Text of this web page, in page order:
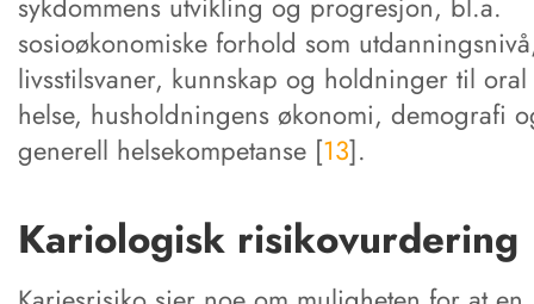
sosioøkonomiske forhold som
livsstilsvaner, kunnskap og holdninger til oral
helse, husholdningens økonomi, demografi
generell helsekompetanse [13].
Kariologisk risikovurdering